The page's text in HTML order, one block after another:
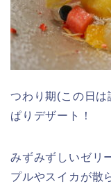
つわり期(この日
ぱりデザート！
みずみずしいゼリ
プルやスイカが散